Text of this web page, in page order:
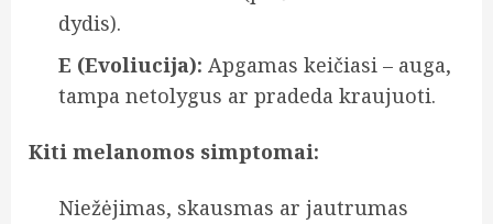
dydis).
E (Evoliucija): Apgamas keičiasi – auga,
tampa netolygus ar pradeda kraujuoti.
Kiti melanomos simptomai:
Niežėjimas, skausmas ar jautrumas